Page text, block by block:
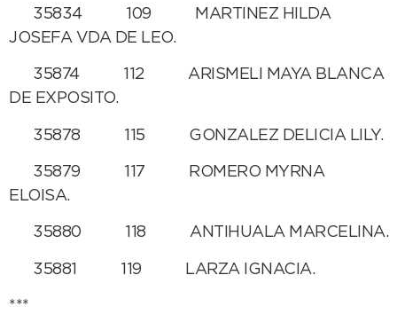
35834 109 MARTINEZ HILDA
JOSEFA VDA DE LEO.
35874 112 ARISMELI MAYA BLANCA
DE EXPOSITO.
35878 115 GONZALEZ DELICIA LILY.
35879 117 ROMERO MYRNA
ELOISA.
35880 118 ANTIHUALA MARCELINA.
35881 119 LARZA IGNACIA.
***